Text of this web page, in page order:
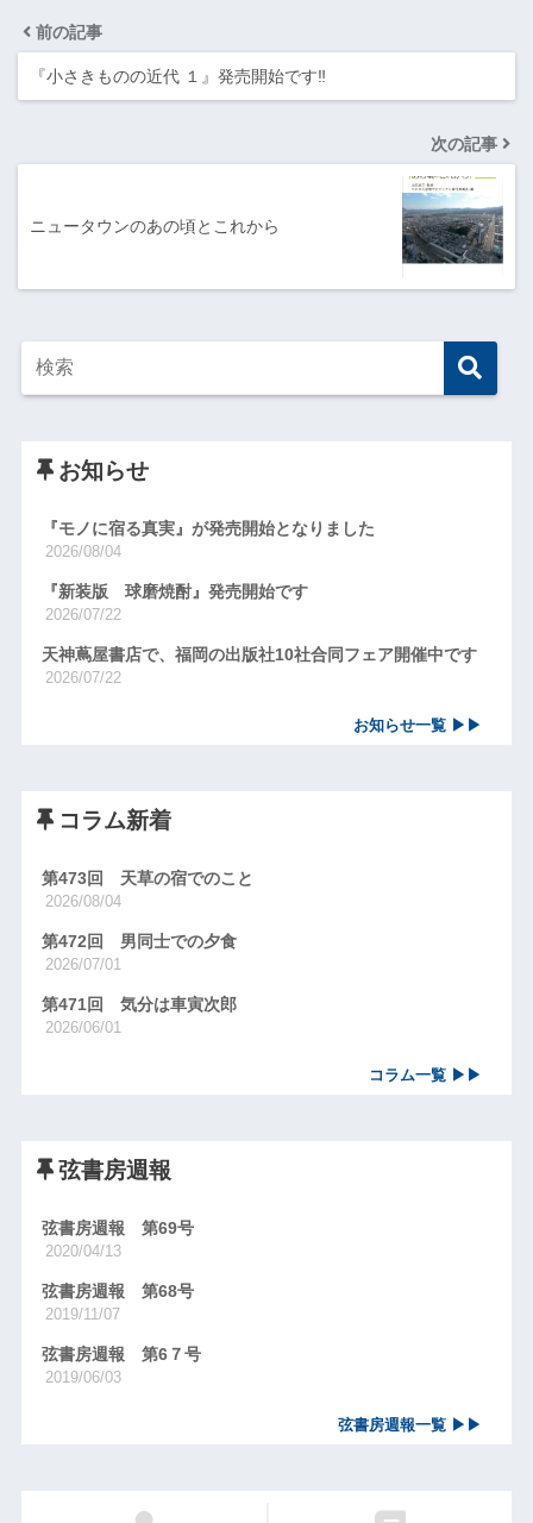
前の記事
『小さきものの近代 １』発売開始です‼
次の記事
ニュータウンのあの頃とこれから
お知らせ
『モノに宿る真実』が発売開始となりました
2026/08/04
『新装版 球磨焼酎』発売開始です
2026/07/22
天神蔦屋書店で、福岡の出版社10社合同フェア開催中です
2026/07/22
お知らせ一覧 ▶▶
コラム新着
第473回 天草の宿でのこと
2026/08/04
第472回 男同士での夕食
2026/07/01
第471回 気分は車寅次郎
2026/06/01
コラム一覧 ▶▶
弦書房週報
弦書房週報 第69号
2020/04/13
弦書房週報 第68号
2019/11/07
弦書房週報 第6７号
2019/06/03
弦書房週報一覧 ▶▶